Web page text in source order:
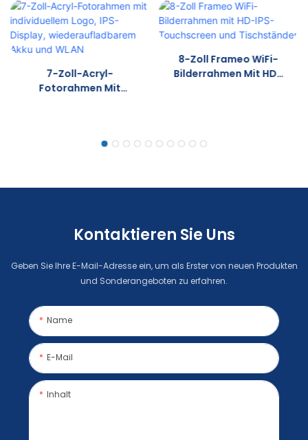
7-Zoll-Acryl-
Fotorahmen Mit
Akku Und WLAN
8-Zoll Frameo WiFi-
Bilderrahmen Mit HD-
Kontaktieren Sie Uns
Geben Sie Ihre E-Mail-Adresse ein, um als Erster von neuen Produkten
und Sonderangeboten zu erfahren.
Name
E-Mail
Inhalt